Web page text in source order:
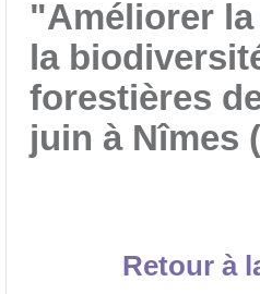
"Améliorer
la
forestières
juin à Nîmes
Retour à